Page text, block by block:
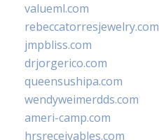
valueml.com
rebeccatorresjewelry.com
jmpbliss.com
drjorgerico.com
queensushipa.com
wendyweimerdds.com
ameri-camp.com
hrsreceivables.com